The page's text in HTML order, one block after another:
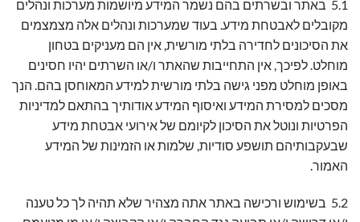
5.1 באתר ובשרתים בהם נשמר המידע מיושמות מערכות ונהלים
מקובלים לאבטחת מידע. בעוד שמערכות ונהלים אלה מצמצמים
את הסיכונים לחדירה בלתי מורשית, אין הם מעניקים בטחון
מוחלט. לפיכך, אין התחייבות שהאתר ו/או השרתים יהיו חסינים
באופן מוחלט מפני גישה בלתי מורשית למידע המאוחסן בהם. הנך
מסכים למסירת המידע ואיסוף המידע אודותיך בהתאם למדיניות
הפרטיות ונוטל את הסיכון לקיומם של אירועי אבטחת מידע
שבעקבותיהם תושפע סודיות, שלמות או הזמינות של המידע
האמור.
5.2 בשימוש ורכישה באתר אתה מצהיר שלא תהיה לך כל טענה